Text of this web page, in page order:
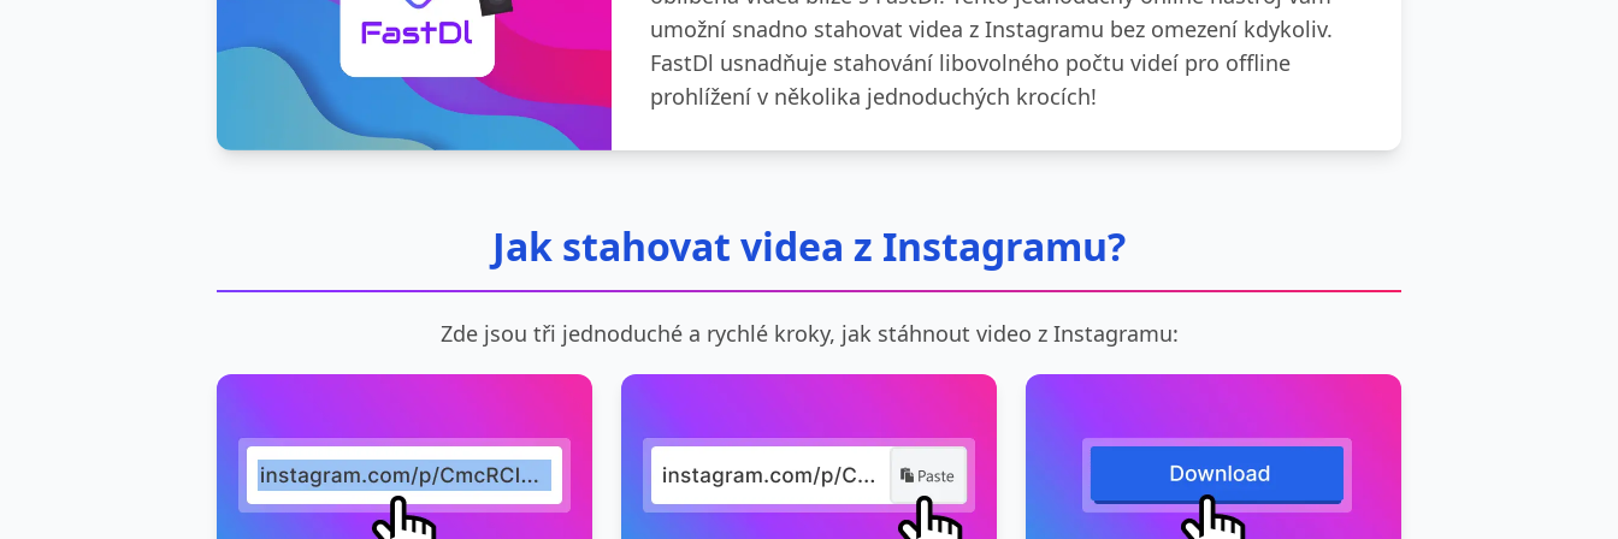
umožní snadno stahovat videa z Instagramu bez omezení kdykoliv.
FastDl usnadňuje stahování libovolného počtu videí pro offline
prohlížení v několika jednoduchých krocích!
Jak stahovat videa z Instagramu?
Zde jsou tři jednoduché a rychlé kroky, jak stáhnout video z Instagramu: